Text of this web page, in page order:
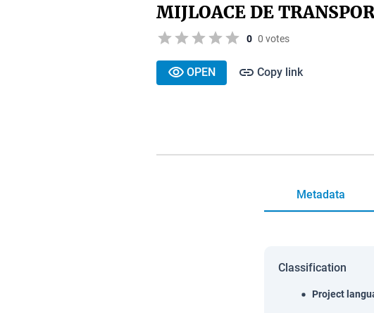
MIJLOACE DE
0 0 votes
OPEN Copy link
Metadata
Classification
Project